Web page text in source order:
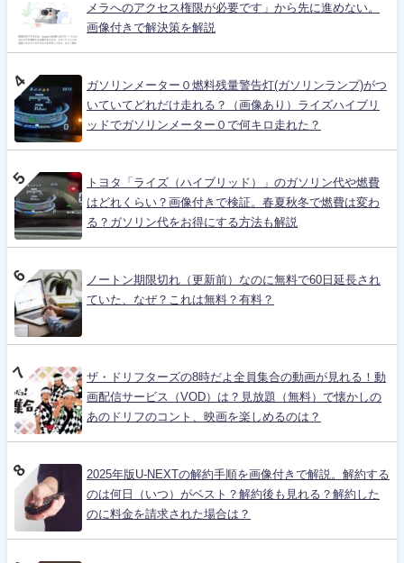
メラへのアクセス権限が必要です」から先に進めない。
画像付きで解決策を解説
ガソリンメーター０燃料残量警告灯(ガソリンランプ)がつ
いていてどれだけ走れる？（画像あり）ライズハイブリ
ッドでガソリンメーター０で何キロ走れた？
トヨタ「ライズ（ハイブリッド）」のガソリン代や燃費
はどれくらい？画像付きで検証。春夏秋冬で燃費は変わ
る？ガソリン代をお得にする方法も解説
ノートン期限切れ（更新前）なのに無料で60日延長され
ていた、なぜ？これは無料？有料？
ザ・ドリフターズの8時だよ全員集合の動画が見れる！動
画配信サービス（VOD）は？見放題（無料）で懐かしの
あのドリフのコント、映画を楽しめるのは？
2025年版U-NEXTの解約手順を画像付きで解説。解約する
のは何日（いつ）がベスト？解約後も見れる？解約した
のに料金を請求された場合は？